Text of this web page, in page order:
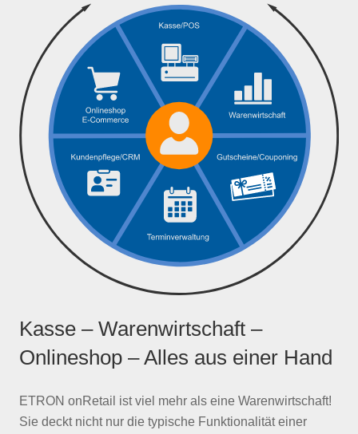
Kasse – Warenwirtschaft –
Onlineshop – Alles aus einer Hand
ETRON onRetail ist viel mehr als eine Warenwirtschaft!
Sie deckt nicht nur die typische Funktionalität einer